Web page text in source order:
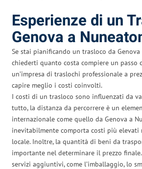
Esperienze di un
Genova a
Se stai pianificando un trasloco da
chiederti quanto costa compiere un passo
un’impresa di traslochi professionale a
capire meglio i costi coinvolti.
I costi di un trasloco sono influenzati da
tutto, la distanza da percorrere è un
internazionale come quello da Genova a
inevitabilmente comporta costi più elevati
locale. Inoltre, la quantità di beni da
importante nel determinare il prezzo
servizi aggiuntivi, come l’imballaggio, lo